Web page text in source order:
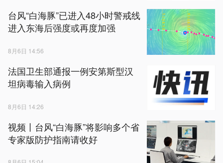
台风“白海豚”已进入48小时警戒线
进入东海后强度或再度加强
8月6日 14:56
法国卫生部通报一例安第斯型汉
坦病毒输入病例
8月6日 14:26
视频丨台风“白海豚”将影响多个省
专家版防护指南请收好